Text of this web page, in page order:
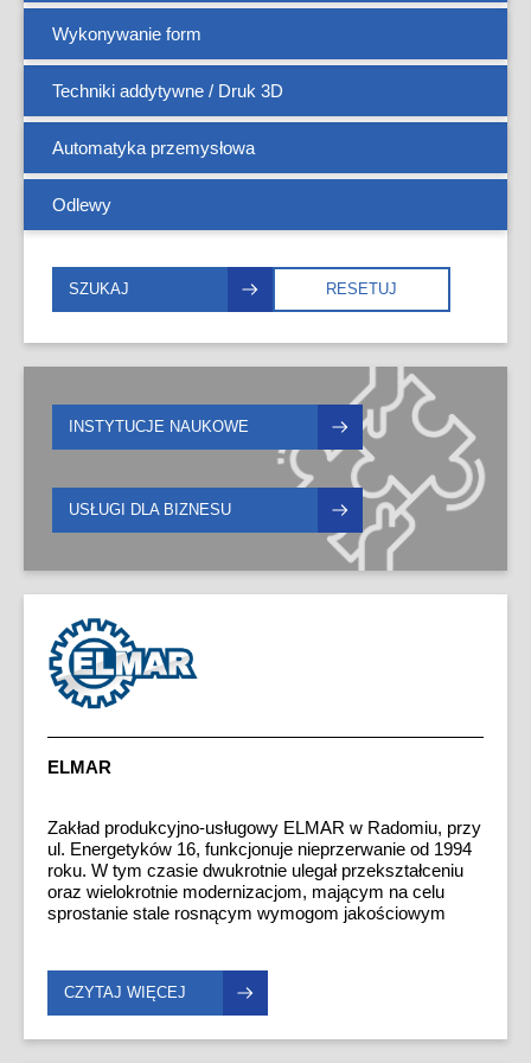
Automatyka przemysłowa
Wyoblanie
Zaginanie
Odlewy
Elektropolerowanie
Malowanie na mokro
Malowanie proszkowe
Niklowanie
Pasywacja
Spawanie MIG
Spawanie MMA
Spawanie TIG
Zgrzewanie
Techniki addytywne / Druk 3D
Wykonywanie form
SZUKAJ RESETUJ
INSTYTUCJE NAUKOWE
USŁUGI DLA BIZNESU
ELMAR
Zakład produkcyjno-usługowy ELMAR w Radomiu, przy
ul. Energetyków 16, funkcjonuje nieprzerwanie od 1994
roku. W tym czasie dwukrotnie ulegał przekształceniu
oraz wielokrotnie modernizacjom, mającym na celu
sprostanie stale rosnącym wymogom jakościowym
podnoszenie kwalifikacji kadry pracowniczej
zaowocowały sytuacją, w której ELMAR stał się
cenionym partnerem. Obecnie możemy poszczycić się
ugruntowaną pozycją na lokalnym rynku branżowym
CZYTAJ WIĘCEJ